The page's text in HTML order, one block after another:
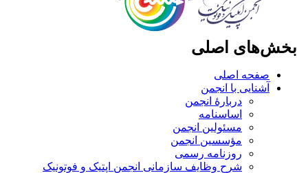
بخش‌های اصلی
صفحه اصلی
آشنایی با انجمن
دربارۀ انجمن
اساسنامه
مسئولین انجمن
مؤسسین انجمن
روزنامه رسمی
شرح وظایف سازمانی انجمن اپتیک و فوتونیک